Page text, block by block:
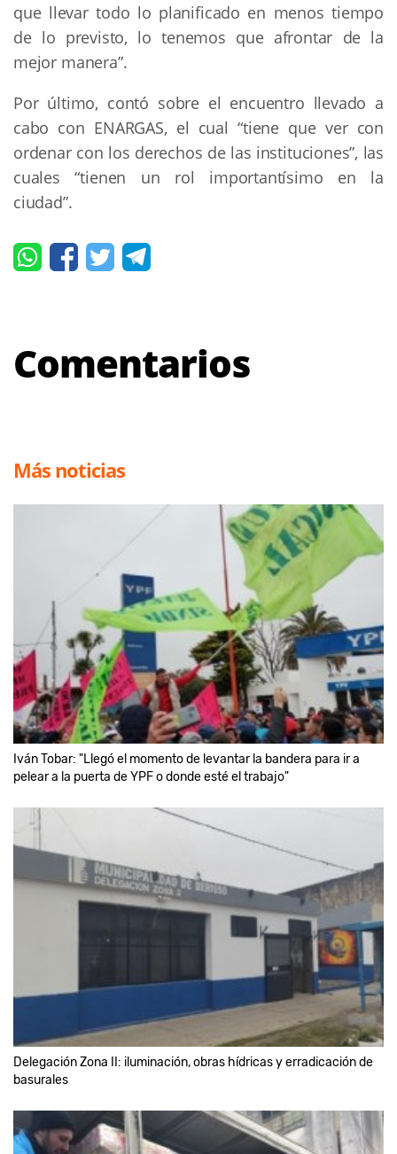
que llevar todo lo planificado en menos tiempo
de lo previsto, lo tenemos que afrontar de la
mejor manera”.
Por último, contó sobre el encuentro llevado a
cabo con ENARGAS, el cual “tiene que ver con
ordenar con los derechos de las instituciones”, las
cuales “tienen un rol importantísimo en la
ciudad”.
Comentarios
Más noticias
Iván Tobar: "Llegó el momento de levantar la bandera para ir a
pelear a la puerta de YPF o donde esté el trabajo"
Delegación Zona II: iluminación, obras hídricas y erradicación de
basurales